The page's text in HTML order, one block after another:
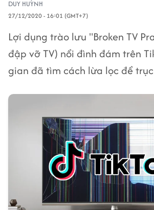
DUY HUỲNH
27/12/2020 - 16:01 (GMT+7)
Lợi dụng trào lưu "Broken TV
đập vỡ TV) nổi đình đám trên
gian đã tìm cách lừa lọc để